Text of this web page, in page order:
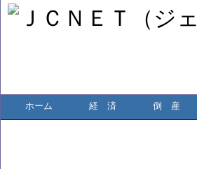
ホーム 経 済 倒 産